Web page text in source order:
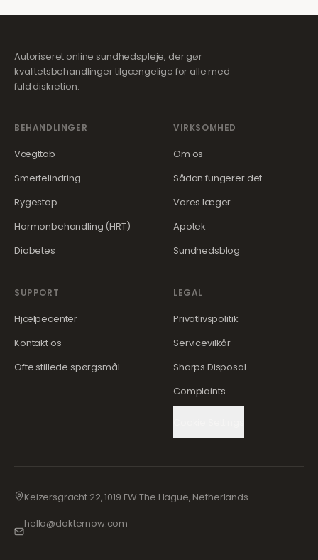
Autoriseret online sundhedspleje, der gør
kvalitetsbehandlinger tilgængelige for alle med
fuld diskretion.
BEHANDLINGER
Vægttab
Smertelindring
Rygestop
Hormonbehandling (HRT)
Diabetes
VIRKSOMHED
Om os
Sådan fungerer det
Vores læger
Apotek
Sundhedsblog
SUPPORT
Hjælpecenter
Kontakt os
Ofte stillede spørgsmål
LEGAL
Privatlivspolitik
Servicevilkår
Sharps Disposal
Complaints
Keizersgracht 22, 1019 EW The Hague, Netherlands
hello@dokternow.com